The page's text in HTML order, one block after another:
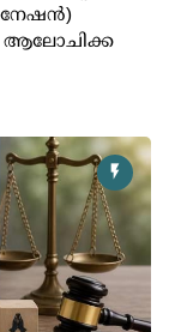
ആലോചിക്ക